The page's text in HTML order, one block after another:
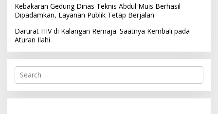
Kebakaran Gedung Dinas Teknis Abdul Muis Berhasil
Dipadamkan, Layanan Publik Tetap Berjalan
Darurat HIV di Kalangan Remaja: Saatnya Kembali pada
Aturan Ilahi
S
r